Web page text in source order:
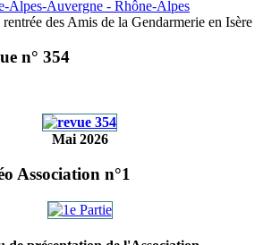
Alpes-Auvergne - Rhône-Alpes
des Amis de la Gendarmerie en Isère
n° 354
Mai 2026
Association n°1